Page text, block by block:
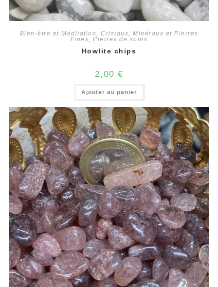
Bien-être et Méditation, Cristaux, Minéraux et Pierres
Fines,Pierres de soins
Howlite chips
2,00 €
Ajouter au panier